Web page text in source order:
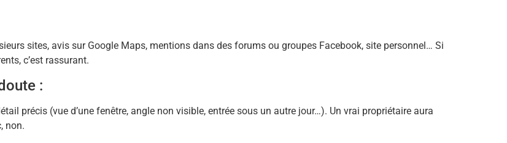
sites, avis sur Google Maps, mentions dans des forums ou groupes Facebook, site personnel… Si
c’est rassurant.
:
précis (vue d’une fenêtre, angle non visible, entrée sous un autre jour…). Un vrai propriétaire aura
non.